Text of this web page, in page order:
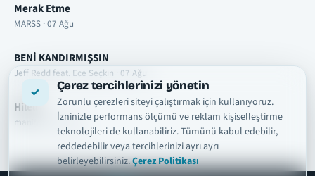
Çerez tercihlerinizi yönetin
Zorunlu çerezleri siteyi çalıştırmak için kullanıyoruz.
İzninizle performans ölçümü ve reklam kişiselleştirme
teknolojileri de kullanabiliriz. Tümünü kabul edebilir,
reddedebilir veya tercihlerinizi ayrı ayrı
belirleyebilirsiniz.Çerez Politikası
Merak Etme
MARSS · 07 Ağu
BENİ KANDIRMIŞSIN
Jeff Redd feat. Ece Seçkin · 07 Ağu
Hileli
manifest · 07 Ağu